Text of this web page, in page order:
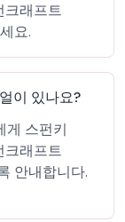
래프트
요.
이 있나요?
게 스펀키
래프트
안내합니다.